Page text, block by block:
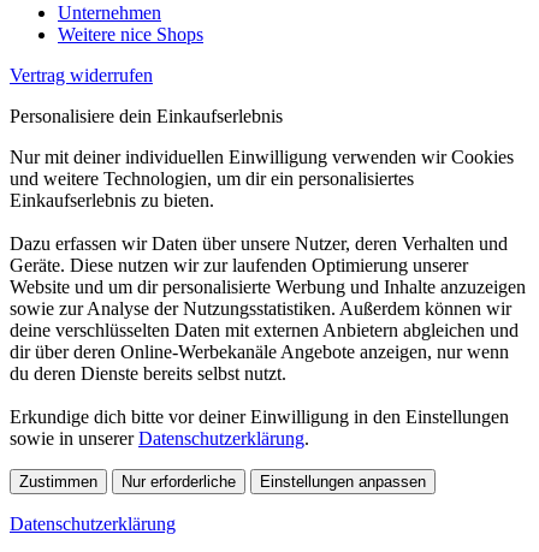
Unternehmen
Weitere nice Shops
Vertrag widerrufen
Personalisiere dein Einkaufserlebnis
Nur mit deiner individuellen Einwilligung verwenden wir Cookies
und weitere Technologien, um dir ein personalisiertes
Einkaufserlebnis zu bieten.
Dazu erfassen wir Daten über unsere Nutzer, deren Verhalten und
Geräte. Diese nutzen wir zur laufenden Optimierung unserer
Website und um dir personalisierte Werbung und Inhalte anzuzeigen
sowie zur Analyse der Nutzungsstatistiken. Außerdem können wir
deine verschlüsselten Daten mit externen Anbietern abgleichen und
dir über deren Online-Werbekanäle Angebote anzeigen, nur wenn
du deren Dienste bereits selbst nutzt.
Erkundige dich bitte vor deiner Einwilligung in den Einstellungen
sowie in unsererDatenschutzerklärung.
Zustimmen Nur erforderliche Einstellungen anpassen
Datenschutzerklärung